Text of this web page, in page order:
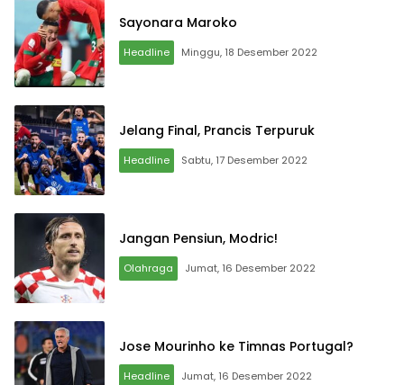
Sayonara Maroko
Headline Minggu, 18 Desember 2022
Jelang Final, Prancis Terpuruk
Headline Sabtu, 17 Desember 2022
Jangan Pensiun, Modric!
Olahraga Jumat, 16 Desember 2022
Jose Mourinho ke Timnas Portugal?
Headline Jumat, 16 Desember 2022